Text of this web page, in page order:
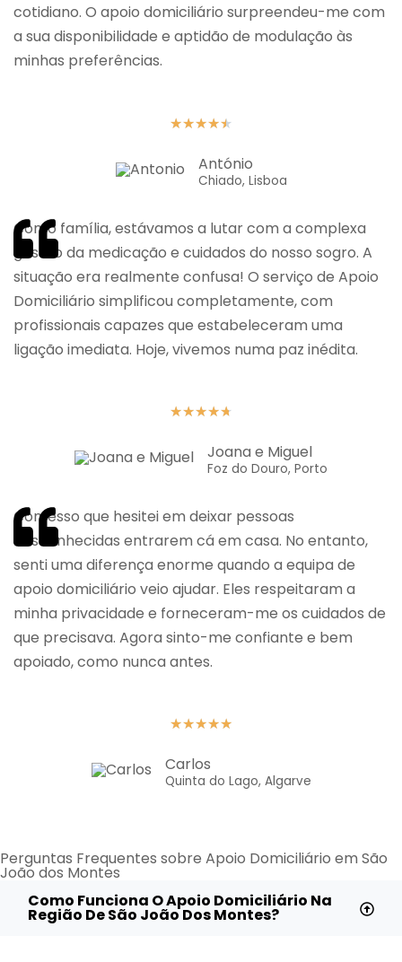
cotidiano. O apoio domiciliário surpreendeu-me com
a sua disponibilidade e aptidão de modulação às
minhas preferências.
★★★★★
António
Chiado, Lisboa
Como família, estávamos a lutar com a complexa
gestão da medicação e cuidados do nosso sogro. A
situação era realmente confusa! O serviço de Apoio
Domiciliário simplificou completamente, com
profissionais capazes que estabeleceram uma
ligação imediata. Hoje, vivemos numa paz inédita.
★★★★★
Joana e Miguel
Foz do Douro, Porto
Confesso que hesitei em deixar pessoas
desconhecidas entrarem cá em casa. No entanto,
senti uma diferença enorme quando a equipa de
apoio domiciliário veio ajudar. Eles respeitaram a
minha privacidade e forneceram-me os cuidados de
que precisava. Agora sinto-me confiante e bem
apoiado, como nunca antes.
★★★★★
Carlos
Quinta do Lago, Algarve
Perguntas Frequentes sobre Apoio Domiciliário em São
João dos Montes
Como Funciona O Apoio Domiciliário Na
Região De São João Dos Montes?